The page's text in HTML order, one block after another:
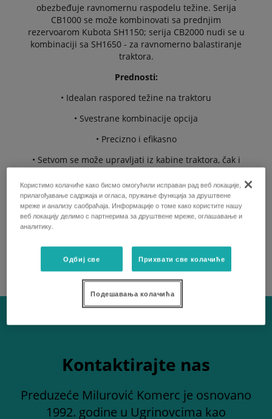
obezbeđuje ravnomernu raspodelu težine. Serija
CB1000 se može kombinovati sa prednjim
rezervoarom Kubota SH1150; serija CB2000 nudi se u
kombinaciji sa SH1650 - za ravnomerno balastiranje
traktora.
Prednosti:
• Idealan raspored težine na traktoru
• Svestrane kombinacije opcija
• Precizno i efikasno
• Setvom se može upravljati iz kabine traktora, čak i
tokom vožnje
• Ekonomična setva
Kontaktirajte nas
Preduzeće Milurović Komerc je osnovano
1992. godine u Ugrinovcima kao
Користимо колачиће како бисмо омогућили исправан рад веб локације,
прилагођавање садржаја и огласа, пружање функција за друштвене
мреже и анализу саобраћаја. Информације о томе како користите нашу
веб локацију делимо с партнерима за друштвене мреже, оглашавање и
аналитику.
Одбиј све Прихвати све колачиће
Подешавања колачића